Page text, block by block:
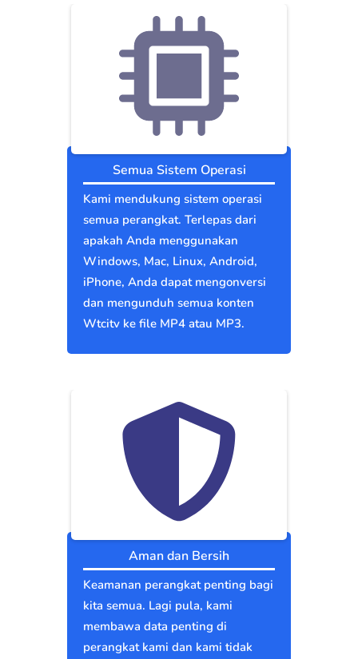
Semua Sistem Operasi
Kami mendukung sistem operasi
semua perangkat. Terlepas dari
apakah Anda menggunakan
Windows, Mac, Linux, Android,
iPhone, Anda dapat mengonversi
dan mengunduh semua konten
Wtcitv ke file MP4 atau MP3.
Aman dan Bersih
Keamanan perangkat penting bagi
kita semua. Lagi pula, kami
membawa data penting di
perangkat kami dan kami tidak